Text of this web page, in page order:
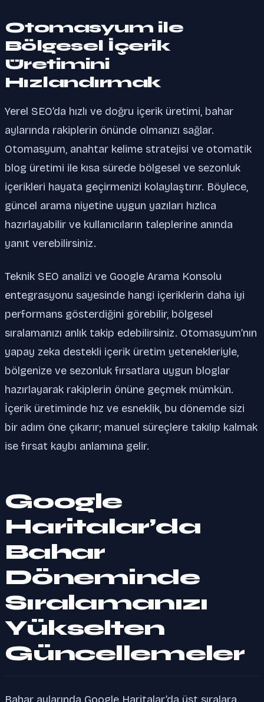
Otomasyum ile
Bölgesel İçerik
Üretimini
Hızlandırmak
Yerel SEO’da hızlı ve doğru içerik üretimi, bahar
aylarında rakiplerin önünde olmanızı sağlar.
Otomasyum, anahtar kelime stratejisi ve otomatik
blog üretimi ile kısa sürede bölgesel ve sezonluk
içerikleri hayata geçirmenizi kolaylaştırır. Böylece,
güncel arama niyetine uygun yazıları hızlıca
hazırlayabilir ve kullanıcıların taleplerine anında
yanıt verebilirsiniz.
Teknik SEO analizi ve Google Arama Konsolu
entegrasyonu sayesinde hangi içeriklerin daha iyi
performans gösterdiğini görebilir, bölgesel
sıralamanızı anlık takip edebilirsiniz. Otomasyum’nın
yapay zeka destekli içerik üretim yetenekleriyle,
bölgenize ve sezonluk fırsatlara uygun bloglar
hazırlayarak rakiplerin önüne geçmek mümkün.
İçerik üretiminde hız ve esneklik, bu dönemde sizi
bir adım öne çıkarır; manuel süreçlere takılıp kalmak
ise fırsat kaybı anlamına gelir.
Google
Haritalar’da
Bahar
Döneminde
Sıralamanızı
Yükselten
Güncellemeler